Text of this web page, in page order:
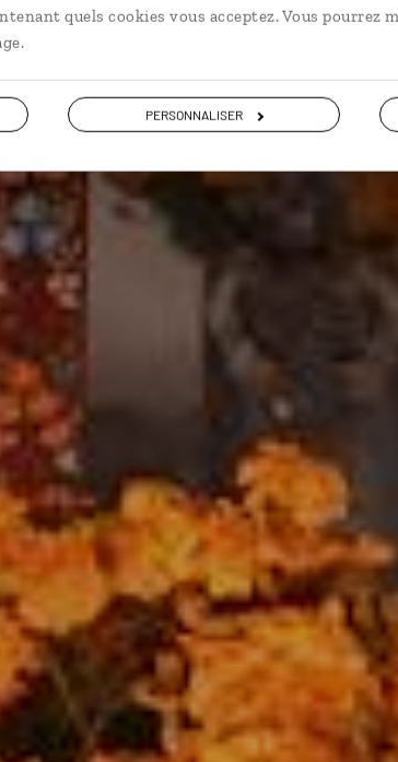
quels cookies vous acceptez. Vous pourrez
PERSONNALISER
/ 10
VOIR NOS 10 IDÉES DE VOYAGE AU MEXIQUE